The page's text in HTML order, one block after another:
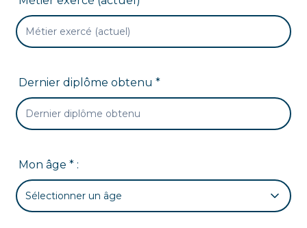
Dernier diplôme obtenu *
Mon âge * :
Sélectionner un âge